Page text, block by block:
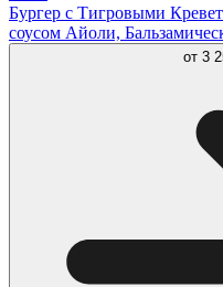
Бургер с Тигровыми
соусом Айоли,
от 3